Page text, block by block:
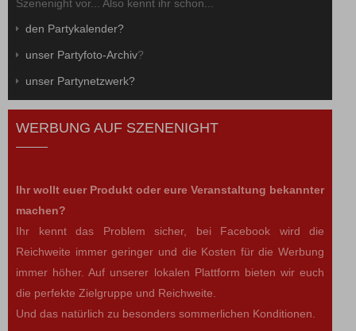
Szenenight vor... Also kennt ihr schon...
den Partykalender?
unser Partyfoto-Archiv?
unser Partynetzwerk?
WERBUNG AUF SZENENIGHT
Ihr wollt euer Produkt oder eure Veranstaltung bekannter
machen?
Ihr kennt das Problem sicher, bei Facebook wird die
Reichweite immer geringer und die Kosten für die Werbung
immer höher. Auf unserer lokalen Plattform bieten wir euch
die perfekte Zielgruppe und Reichweite.
Und das natürlich zu besonders sommerlichen Konditionen.